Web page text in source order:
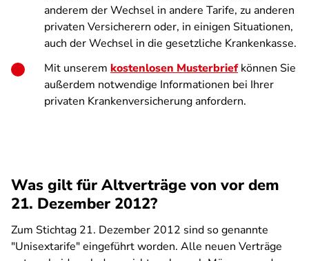
anderem der Wechsel in andere Tarife, zu anderen
privaten Versicherern oder, in einigen Situationen,
auch der Wechsel in die gesetzliche Krankenkasse.
Mit unserem kostenlosen Musterbriefkönnen Sie
außerdem notwendige Informationen bei Ihrer
privaten Krankenversicherung anfordern.
Was gilt für Altverträge von vor dem
21. Dezember 2012?
Zum Stichtag 21. Dezember 2012 sind so genannte
"Unisextarife" eingeführt worden. Alle neuen Verträge